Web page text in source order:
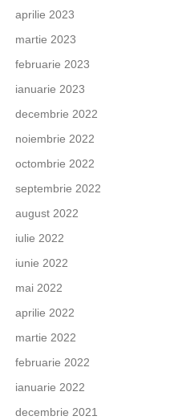
aprilie 2023
martie 2023
februarie 2023
ianuarie 2023
decembrie 2022
noiembrie 2022
octombrie 2022
septembrie 2022
august 2022
iulie 2022
iunie 2022
mai 2022
aprilie 2022
martie 2022
februarie 2022
ianuarie 2022
decembrie 2021